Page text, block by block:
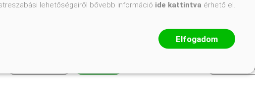
mexikói narancsvirág Citrom
Eredeti
4 150
lehetőségeiről bővebb információ ide kattintva érhető el.
Elfogadom